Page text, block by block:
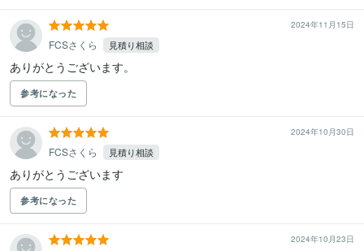
2024年11月15日
FCSさくら 見積り相談
ありがとうございます。
参考になった
2024年10月30日
FCSさくら 見積り相談
ありがとうございます
参考になった
2024年10月23日